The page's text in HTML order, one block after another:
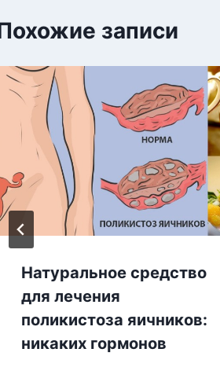
записи
Натуральное средство
для лечения
поликистоза яичников:
никаких гормонов